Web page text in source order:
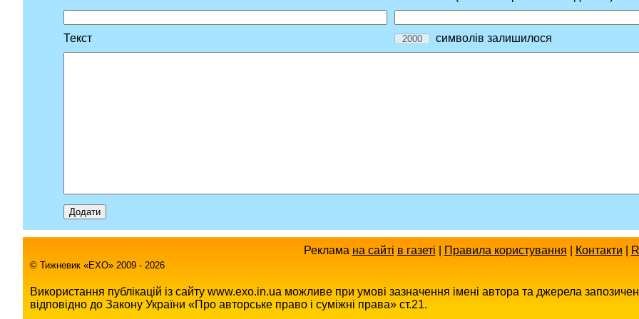
Текст символів залишилося
Реклама на сайті в газеті Правила користування Контакти
© Тижневик «EХO» 2009 - 2026
Використання публікацій із сайту www.exo.in.ua можливе при умові зазначення імені автора та джерела
відповідно до Закону України «Про авторське право і суміжні права» ст.21.